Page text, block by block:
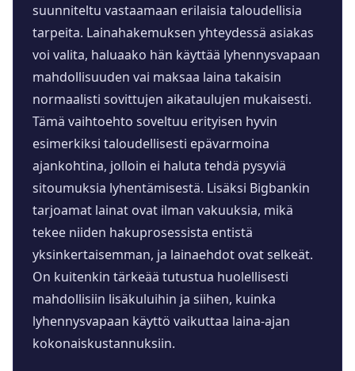
suunniteltu vastaamaan erilaisia taloudellisia
tarpeita. Lainahakemuksen yhteydessä asiakas
voi valita, haluaako hän käyttää lyhennysvapaan
mahdollisuuden vai maksaa laina takaisin
normaalisti sovittujen aikataulujen mukaisesti.
Tämä vaihtoehto soveltuu erityisen hyvin
esimerkiksi taloudellisesti epävarmoina
ajankohtina, jolloin ei haluta tehdä pysyviä
sitoumuksia lyhentämisestä. Lisäksi Bigbankin
tarjoamat lainat ovat ilman vakuuksia, mikä
tekee niiden hakuprosessista entistä
yksinkertaisemman, ja lainaehdot ovat selkeät.
On kuitenkin tärkeää tutustua huolellisesti
mahdollisiin lisäkuluihin ja siihen, kuinka
lyhennysvapaan käyttö vaikuttaa laina-ajan
kokonaiskustannuksiin.